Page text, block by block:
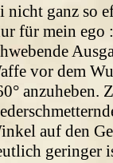
nicht ganz so
für mein ego
vor dem
anzuheben.
auf den
geringer